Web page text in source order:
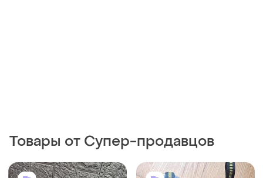
Товары от Супер-продавцов